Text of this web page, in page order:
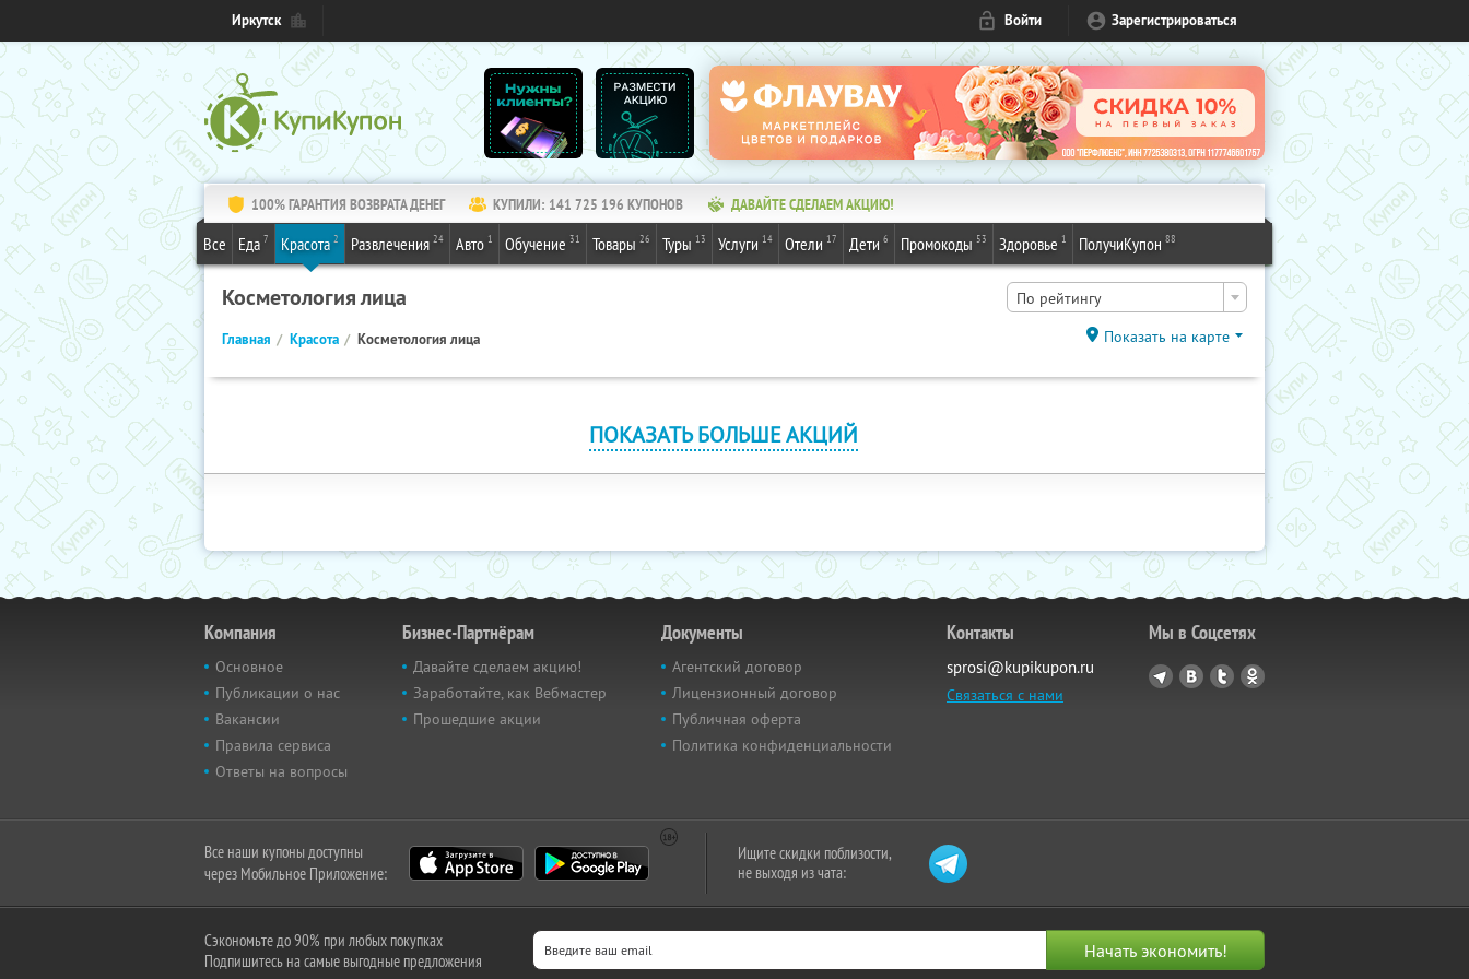
Иркутск Войти Зарегистрироваться
100% ГАРАНТИЯ ВОЗВРАТА ДЕНЕГ КУПИЛИ: 141 725 196 КУПОНОВ ДАВАЙТЕ СДЕЛАЕМ АКЦИЮ!
Все Еда 7 Красота 2 Развлечения 24 Авто 1 Обучение 31 Товары 26 Туры 13 Услуги 14 Отели 17 Дети 6 Промокоды 53 Здоровье 1 ПолучиКупон 88
Косметология лица По рейтингу
Главная Красота Косметология лица Показать на карте
ПОКАЗАТЬ БОЛЬШЕ АКЦИЙ
Компания
Основное
Публикации о нас
Вакансии
Правила сервиса
Ответы на вопросы
Бизнес-Партнёрам
Давайте сделаем акцию!
Заработайте, как Вебмастер
Прошедшие акции
Документы
Агентский договор
Лицензионный договор
Публичная оферта
Политика конфиденциальности
Контакты
sprosi@kupikupon.ru
Связаться с нами
Мы в Соцсетях
Все наши купоны доступны
через Мобильное Приложение:
Ищите скидки поблизости,
не выходя из чата:
Сэкономьте до 90% при любых покупках
Подпишитесь на самые выгодные предложения